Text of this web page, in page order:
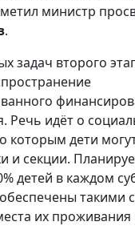
министр
.
задач второго
Речь идёт о
которым дети
и секции.
детей в каждом
такими
их проживания